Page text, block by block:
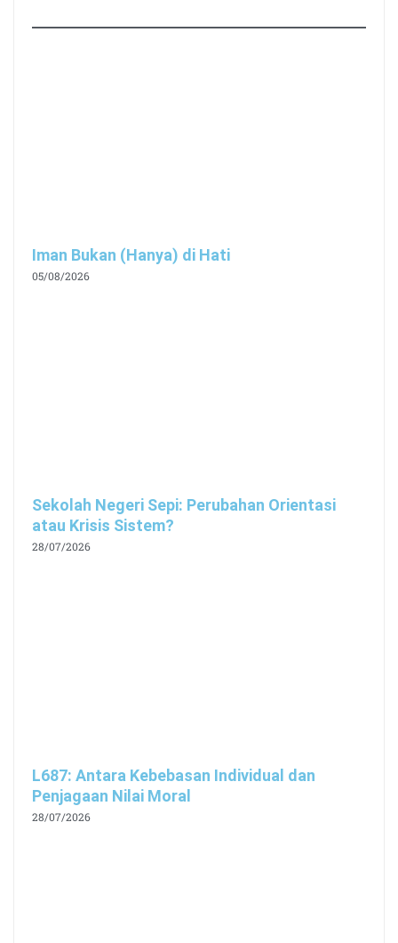
Iman Bukan (Hanya) di Hati
05/08/2026
Sekolah Negeri Sepi: Perubahan Orientasi
atau Krisis Sistem?
28/07/2026
L687: Antara Kebebasan Individual dan
Penjagaan Nilai Moral
28/07/2026